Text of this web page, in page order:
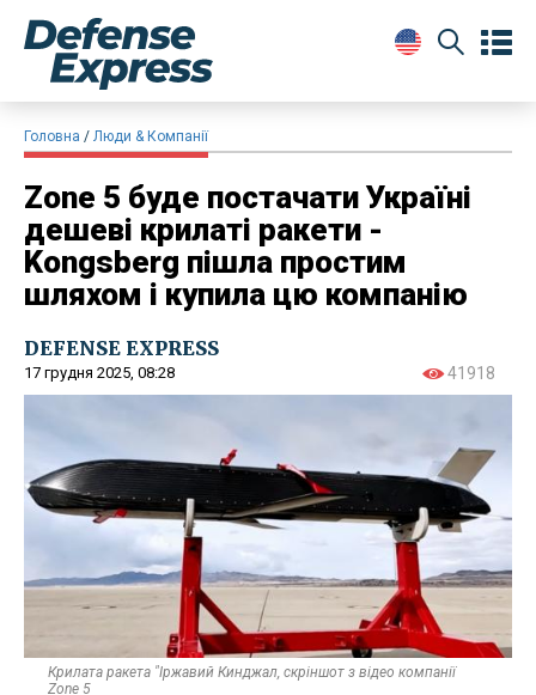
Головна Люди & Компанії
Zone 5 буде постачати Україні
дешеві крилаті ракети -
Kongsberg пішла простим
шляхом і купила цю компанію
DEFENSE EXPRESS
17 грудня 2025, 08:28 41918
Крилата ракета "Іржавий Кинджал, скріншот з відео компанії
Zone 5